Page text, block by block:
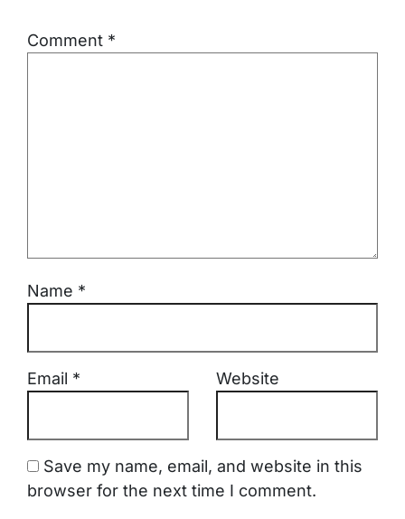
Comment *
Name *
Email * Website
Save my name, email, and website in this
browser for the next time I comment.